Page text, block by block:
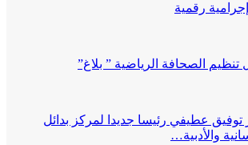
رقمية
الصحافة الرياضية ” بلاغ”
توفيق عطيفي رئيسا جديدا لمركز بدائل
والأدبية…